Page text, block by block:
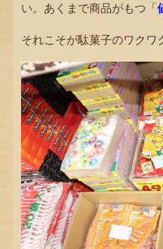
い。あくまで商品がもつ「
それこそが駄菓子のワクワ